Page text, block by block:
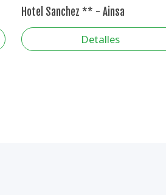
Hotel Sanchez ** - Ainsa
Detalles